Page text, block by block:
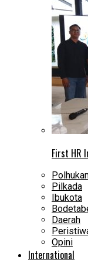
First HR
Pilkada
Ibukota
Daerah
Opini
International